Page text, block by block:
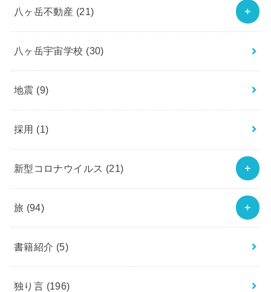
八ヶ岳不動産 (21)
八ヶ岳宇宙学校 (30)
地震 (9)
採用 (1)
新型コロナウイルス (21)
旅 (94)
書籍紹介 (5)
独り言 (196)